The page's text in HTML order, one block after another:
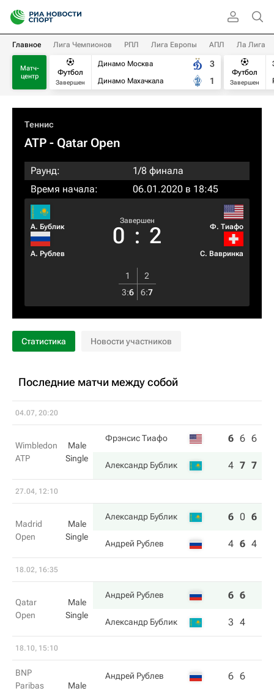
Главное Лига Чемпионов РПЛ Лига Европы АПЛ Ла Лига
Матч-
центр
Футбол
Завершен
Динамо Москва
Динамо Махачкала
3
1
Футбол
Завершен
Теннис
ATP - Qatar Open
Раунд:
1/8 финала
Время начала:
06.01.2020 в 18:45
А. Бублик
А. Рублев
Завершен
0 : 2 Ф. Тиафо
С. Вавринка
1
2
3:6 6:7
Статистика Новости участников
Последние матчи между собой
04.07, 20:20
Wimbledon
ATP
Male
Single
Фрэнсис Тиафо 6 6 6
Александр Бублик 4 7 7
27.04, 12:10
Madrid
Open
Male
Single
Александр Бублик 6 0 6
Андрей Рублев 4 6 4
18.02, 16:35
Qatar
Open
Male
Single
Андрей Рублев 6 6
Александр Бублик 3 4
18.10, 15:10
BNP
Paribas
Male
Андрей Рублев 6 6